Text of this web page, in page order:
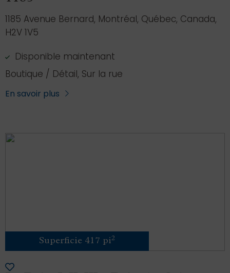
1185 Avenue Bernard, Montréal, Québec, Canada,
H2V 1V5
Disponible maintenant
Boutique / Détail, Sur la rue
En savoir plus
Superficie 417 pi2